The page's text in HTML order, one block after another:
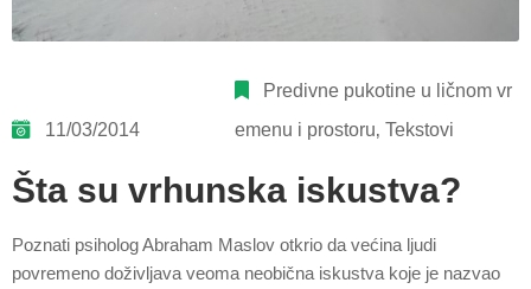
11/03/2014
Predivne pukotine u ličnom vr
emenu i prostoru‚Tekstovi
Šta su vrhunska iskustva?
Poznati psiholog Abraham Maslov otkrio da većina ljudi
povremeno doživljava veoma neobična iskustva koje je nazvao